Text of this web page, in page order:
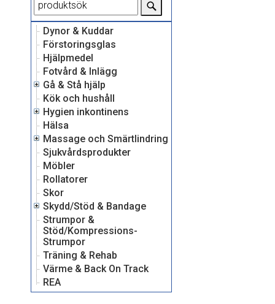
Dynor & Kuddar
Förstoringsglas
Hjälpmedel
Fotvård & Inlägg
Gå & Stå hjälp
Kök och hushåll
Hygien inkontinens
Hälsa
Massage och Smärtlindring
Sjukvårdsprodukter
Möbler
Rollatorer
Skor
Skydd/Stöd & Bandage
Strumpor &
Stöd/Kompressions-
Strumpor
Träning & Rehab
Värme & Back On Track
REA